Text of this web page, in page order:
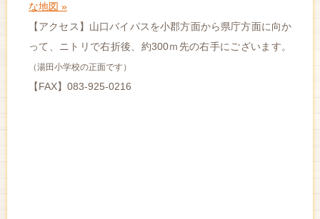
な地図 »
【アクセス】山口バイパスを小郡方面から県庁方面に向か
って、
ニトリで右折後、約300ｍ先の右手にございます。
（湯田小学校の正面です）
【FAX】083-925-0216